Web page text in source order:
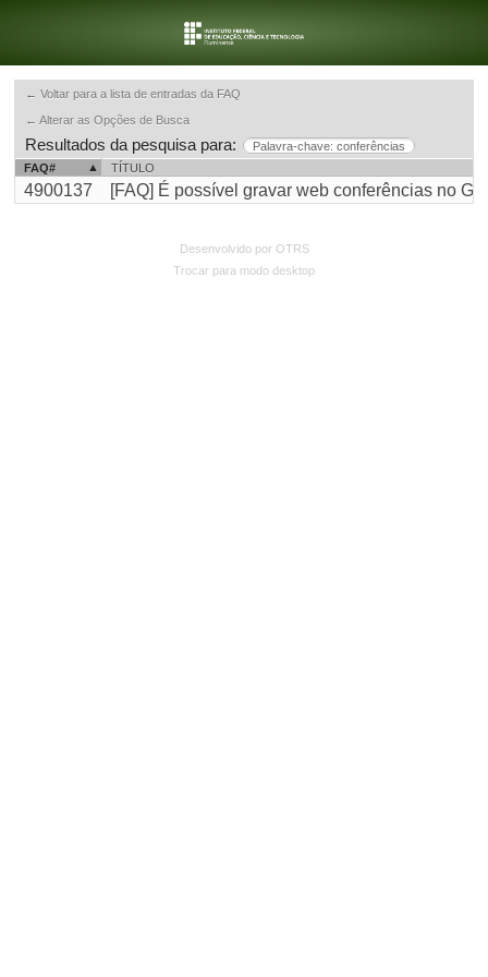
← Voltar para a lista de entradas da FAQ
← Alterar as Opções de Busca
Resultados da pesquisa para:
Palavra-chave: conferências
FAQ#
TÍTULO
4900137 [FAQ] É possível gravar web conferências no
Desenvolvido por OTRS
Trocar para modo desktop